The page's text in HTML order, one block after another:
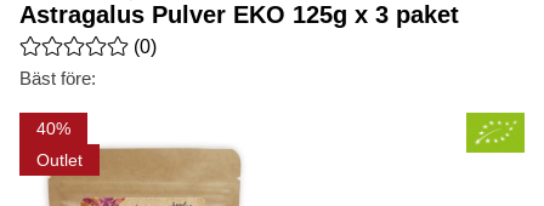
Astragalus Pulver EKO 125g x 3 paket
Medelbetyg 0 av 5 Antal betyg 0
(0)
Bäst före:
40
Outlet
Produktbilder Astragalus Pulver EKO 125g x 3 paket